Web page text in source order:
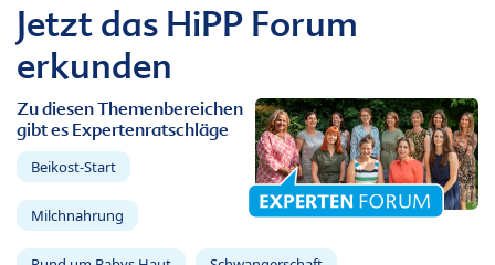
Jetzt das HiPP Forum
erkunden
Zu diesen Themenbereichen
gibt es Expertenratschläge
Beikost-Start
Milchnahrung